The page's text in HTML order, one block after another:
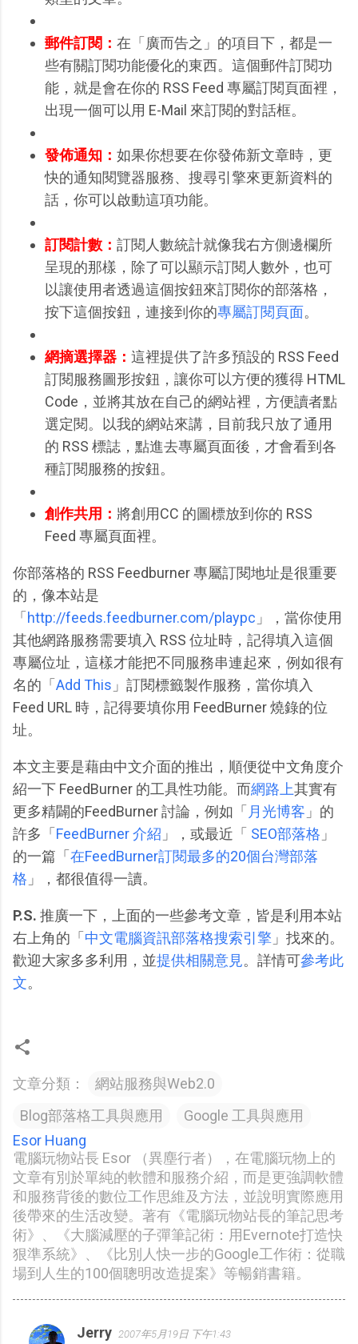
郵件訂閱： 在「廣而告之」的項目下，都是一
些有關訂閱功能優化的東西。這個郵件訂閱功
能，就是會在你的 RSS Feed 專屬訂閱頁面裡，
出現一個可以用 E-Mail 來訂閱的對話框。
發佈通知： 如果你想要在你發佈新文章時，更
快的通知閱覽器服務、搜尋引擎來更新資料的
話，你可以啟動這項功能。
訂閱計數： 訂閱人數統計就像我右方側邊欄所
呈現的那樣，除了可以顯示訂閱人數外，也可
以讓使用者透過這個按鈕來訂閱你的部落格，
按下這個按鈕，連接到你的專屬訂閱頁面。
網摘選擇器： 這裡提供了許多預設的 RSS Feed
訂閱服務圖形按鈕，讓你可以方便的獲得 HTML
Code，並將其放在自己的網站裡，方便讀者點
選定閱。以我的網站來講，目前我只放了通用
的 RSS 標誌，點進去專屬頁面後，才會看到各
種訂閱服務的按鈕。
創作共用： 將創用CC 的圖標放到你的 RSS
Feed 專屬頁面裡。
你部落格的 RSS Feedburner 專屬訂閱地址是很重要
的，像本站是
「 http://feeds.feedburner.com/playpc 」，當你使用
其他網路服務需要填入 RSS 位址時，記得填入這個
專屬位址，這樣才能把不同服務串連起來，例如很有
名的「 Add This 」訂閱標籤製作服務，當你填入
Feed URL 時，記得要填你用 FeedBurner 燒錄的位
址。
本文主要是藉由中文介面的推出，順便從中文角度介
紹一下 FeedBurner 的工具性功能。而網路上其實有
更多精闢的FeedBurner 討論，例如「 月光博客 」的
許多「 FeedBurner 介紹 」，或最近「 SEO部落格 」
的一篇「 在FeedBurner訂閱最多的20個台灣部落
格 」，都很值得一讀。
P.S. 推廣一下，上面的一些參考文章，皆是利用本站
右上角的「 中文電腦資訊部落格搜索引擎 」找來的。
歡迎大家多多利用，並提供相關意見。詳情可參考此
文。
文章分類：
網站服務與Web2.0
Blog部落格工具與應用
Google 工具與應用
Esor Huang
電腦玩物站長 Esor （異塵行者），在電腦玩物上的
文章有別於單純的軟體和服務介紹，而是更強調軟體
和服務背後的數位工作思維及方法，並說明實際應用
後帶來的生活改變。著有《電腦玩物站長的筆記思考
術》、《大腦減壓的子彈筆記術：用Evernote打造快
狠準系統》、《比別人快一步的Google工作術：從職
場到人生的100個聰明改造提案》等暢銷書籍。
留 Jerry 2007年5月19日 下午1:43